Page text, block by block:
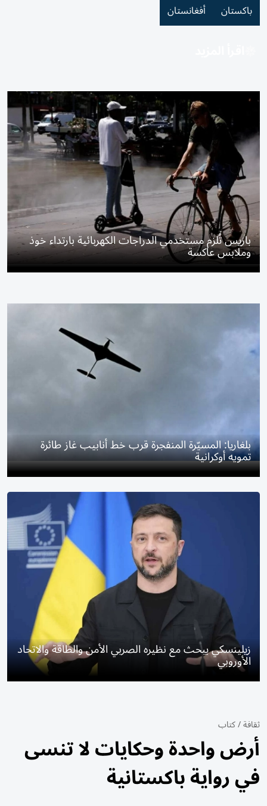
باكستان أفغانستان
باريس تُلزم مستخدمي الدراجات الكهربائية بارتداء خوذ
وملابس عاكسة
بلغاريا: المسيّرة المنفجرة قرب خط أنابيب غاز طائرة
تمويه أوكرانية
زيلينسكي يبحث مع نظيره الصربي الأمن والطاقة والاتحاد
الأوروبي
ثقافة/كتاب
أرض واحدة وحكايات لا تنسى
في رواية باكستانية